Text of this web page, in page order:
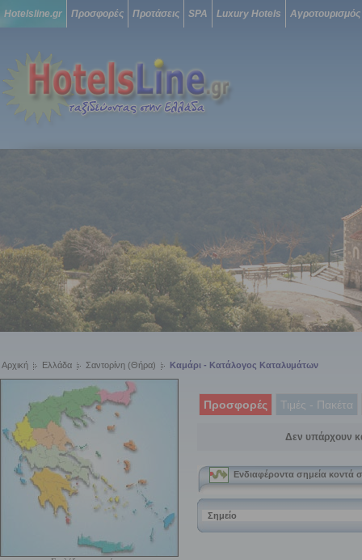
Hotelsline.gr Προσφορές Προτάσεις SPA Luxury Hotels Αγροτουρισμός
Αρχική Ελλάδα Σαντορίνη (Θήρα) Καμάρι - Κατάλογος Καταλυμάτων
Προσφορές Τιμές - Πακέτα
Δεν υπάρχουν